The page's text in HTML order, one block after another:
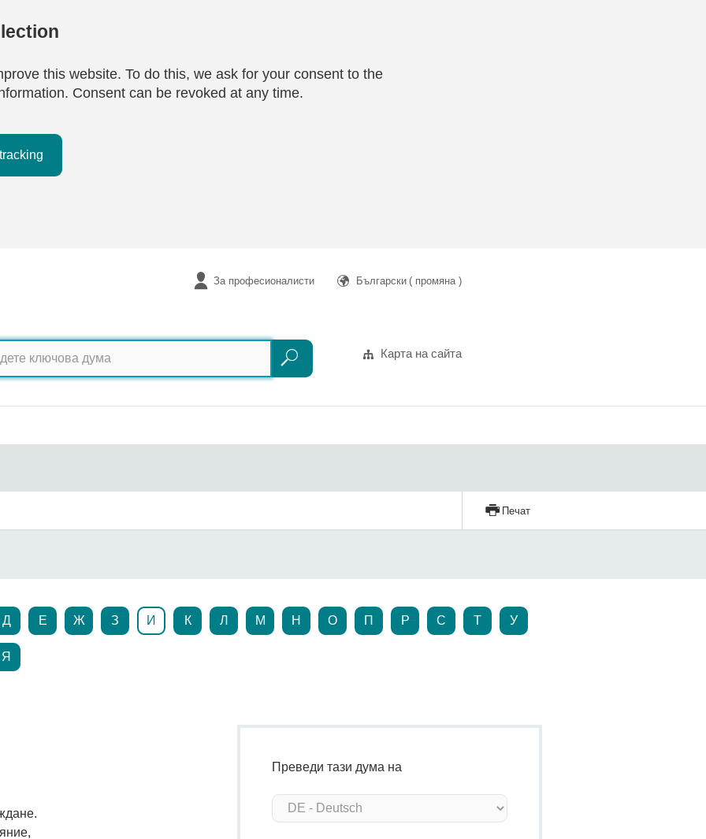
this website. To do this, we ask for your consent to the
Consent can be revoked at any time.
За професионалисти Български ( промяна )
Търсене
Търсене
Карта на сайта
Печат
Д Е Ж З И К Л М Н О П Р С Т У
Я
Преведи тази дума на